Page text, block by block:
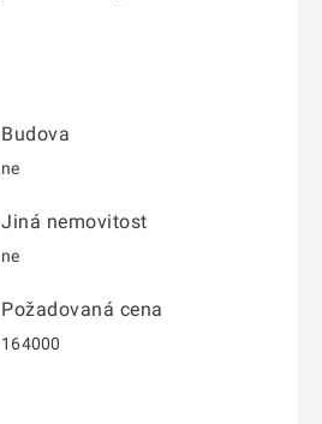
Budova
ne
Jiná nemovitost
ne
Požadovaná cena
164000